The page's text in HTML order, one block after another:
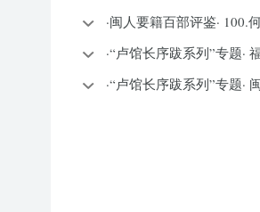
·闽人要籍百部评鉴· 100.
·“卢馆长序跋系列”专题
·“卢馆长序跋系列”专题